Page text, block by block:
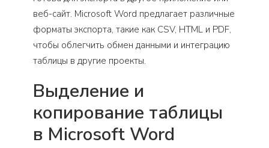
веб-сайт. Microsoft Word предлагает различные
форматы экспорта, такие как CSV, HTML и PDF,
чтобы облегчить обмен данными и интеграцию
таблицы в другие проекты.
Выделение и
копирование таблицы
в Microsoft Word